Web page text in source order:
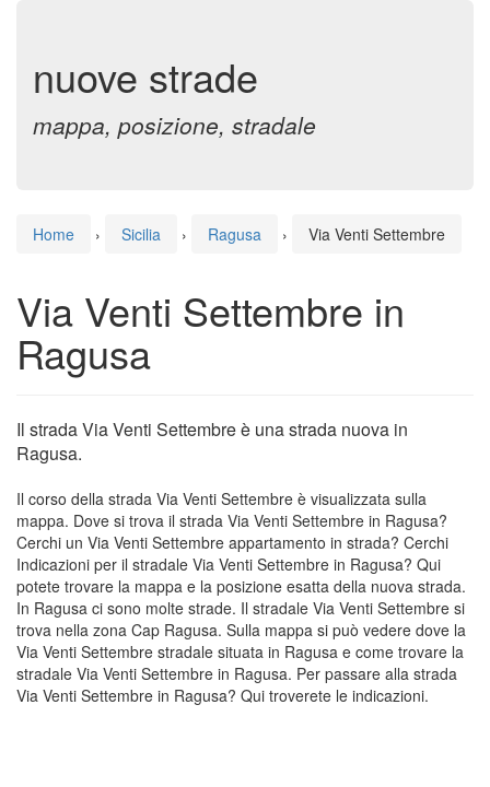
nuove strade
mappa, posizione, stradale
Home › Sicilia › Ragusa › Via Venti Settembre
Via Venti Settembre in
Ragusa
Il strada Via Venti Settembre è una strada nuova in
Ragusa.
Il corso della strada Via Venti Settembre è visualizzata sulla
mappa. Dove si trova il strada Via Venti Settembre in Ragusa?
Cerchi un Via Venti Settembre appartamento in strada? Cerchi
Indicazioni per il stradale Via Venti Settembre in Ragusa? Qui
potete trovare la mappa e la posizione esatta della nuova strada.
In Ragusa ci sono molte strade. Il stradale Via Venti Settembre si
trova nella zona Cap Ragusa. Sulla mappa si può vedere dove la
Via Venti Settembre stradale situata in Ragusa e come trovare la
stradale Via Venti Settembre in Ragusa. Per passare alla strada
Via Venti Settembre in Ragusa? Qui troverete le indicazioni.